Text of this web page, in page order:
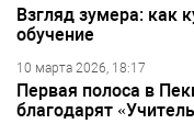
Взгляд зумера: как
обучение
10 марта 2026, 18:17
Первая полоса в
благодарят